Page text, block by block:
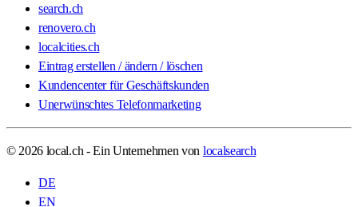
search.ch
renovero.ch
localcities.ch
Eintrag erstellen / ändern / löschen
Kundencenter für Geschäftskunden
Unerwünschtes Telefonmarketing
© 2026 local.ch - Ein Unternehmen von localsearch
DE
EN